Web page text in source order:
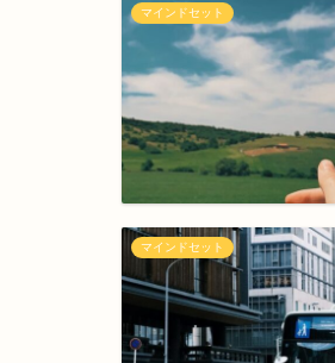
マインドセット
マインドセット